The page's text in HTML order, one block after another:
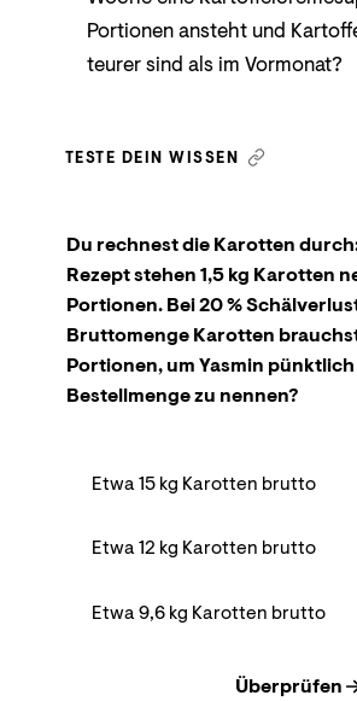
Portionen ansteht und
teurer sind als im Vormonat?
TESTE DEIN WISSEN
Du rechnest die Karotten
Rezept stehen 1,5 kg Karotten
Portionen. Bei 20 %
Bruttomenge Karotten
Portionen, um Yasmin
Bestellmenge zu nennen?
Etwa 15 kg Karotten brutto
Etwa 12 kg Karotten brutto
Etwa 9,6 kg Karotten brutto
Überprüfen